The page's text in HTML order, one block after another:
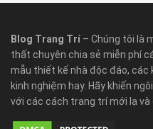
Blog Trang Trí – Chúng tôi là
thất chuyên chia sẻ miễn phí
mẫu thiết kế nhà độc đáo, các
kinh nghiệm hay. Hãy khiến
với các cách trang trí mới lạ